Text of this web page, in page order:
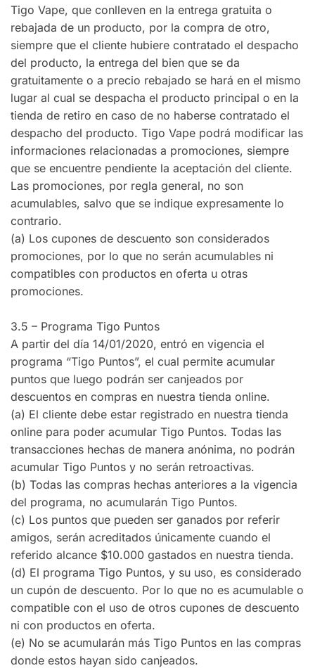
Tigo Vape, que conlleven en la entrega gratuita o
rebajada de un producto, por la compra de otro,
siempre que el cliente hubiere contratado el despacho
del producto, la entrega del bien que se da
gratuitamente o a precio rebajado se hará en el mismo
lugar al cual se despacha el producto principal o en la
tienda de retiro en caso de no haberse contratado el
despacho del producto. Tigo Vape podrá modificar las
informaciones relacionadas a promociones, siempre
que se encuentre pendiente la aceptación del cliente.
Las promociones, por regla general, no son
acumulables, salvo que se indique expresamente lo
contrario.
(a) Los cupones de descuento son considerados
promociones, por lo que no serán acumulables ni
compatibles con productos en oferta u otras
promociones.
3.5 – Programa Tigo Puntos
A partir del día 14/01/2020, entró en vigencia el
programa “Tigo Puntos”, el cual permite acumular
puntos que luego podrán ser canjeados por
descuentos en compras en nuestra tienda online.
(a) El cliente debe estar registrado en nuestra tienda
online para poder acumular Tigo Puntos. Todas las
transacciones hechas de manera anónima, no podrán
acumular Tigo Puntos y no serán retroactivas.
(b) Todas las compras hechas anteriores a la vigencia
del programa, no acumularán Tigo Puntos.
(c) Los puntos que pueden ser ganados por referir
amigos, serán acreditados únicamente cuando el
referido alcance $10.000 gastados en nuestra tienda.
(d) El programa Tigo Puntos, y su uso, es considerado
un cupón de descuento. Por lo que no es acumulable o
compatible con el uso de otros cupones de descuento
ni con productos en oferta.
(e) No se acumularán más Tigo Puntos en las compras
donde estos hayan sido canjeados.